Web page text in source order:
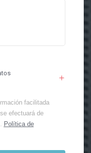
facilitada
efectuará de
Política de